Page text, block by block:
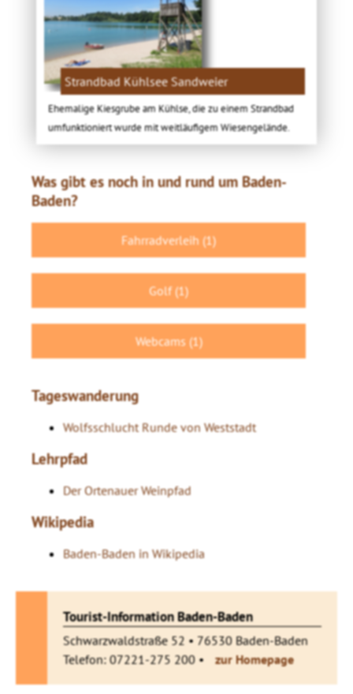
Strandbad Kühlsee Sandweier
Ehemalige Kiesgrube am Kühlse, die zu einem Strandbad
umfunktioniert wurde mit weitläufigem Wiesengelände.
Was gibt es noch in und rund um Baden-
Baden?
Fahrradverleih (1)
Golf (1)
Webcams (1)
Tageswanderung
Wolfsschlucht Runde von Weststadt
Lehrpfad
Der Ortenauer Weinpfad
Wikipedia
Baden-Baden in Wikipedia
Tourist-Information Baden-Baden
Schwarzwaldstraße 52 • 76530 Baden-Baden
Telefon: 07221-275 200 •
zur Homepage